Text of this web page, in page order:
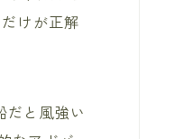
けが正解
だと風強い